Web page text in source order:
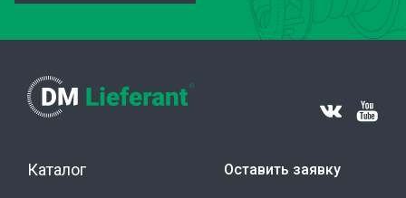
Каталог Оставить заявку